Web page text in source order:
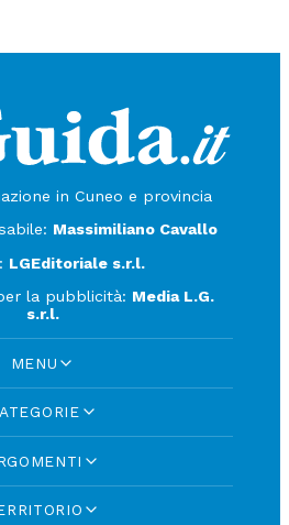
in Cuneo e provincia
Massimiliano Cavallo
LGEditoriale s.r.l.
la pubblicità: Media L.G.
s.r.l.
MENU